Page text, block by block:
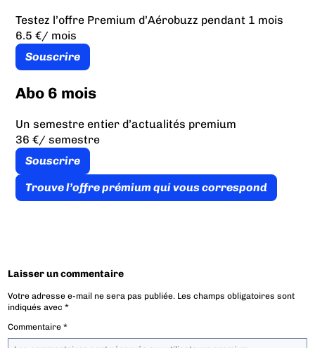
Testez l’offre Premium d’Aérobuzz pendant 1 mois
6.5 €/ mois
Souscrire
Abo 6 mois
Un semestre entier d’actualités premium
36 €/ semestre
Souscrire
Trouve l’offre prémium qui vous correspond
Laisser un commentaire
Votre adresse e-mail ne sera pas publiée. Les champs obligatoires sont
indiqués avec*
Commentaire*